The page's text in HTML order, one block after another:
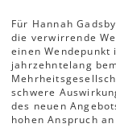
Für Hannah
die verwirrende
einen
jahrzehntelang
schwere
des neuen
hohen Anspruch